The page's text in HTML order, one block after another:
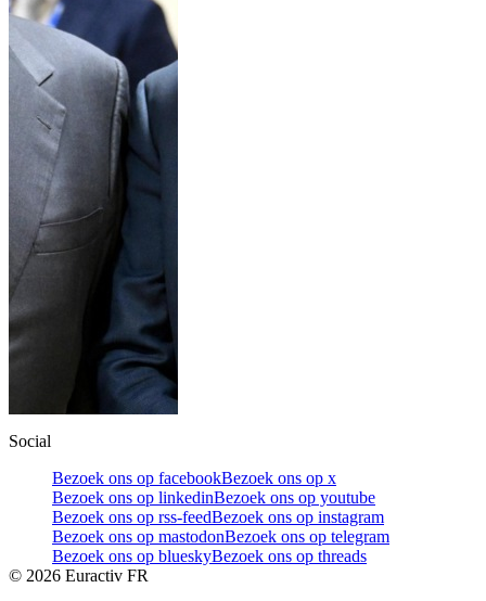
Social
Bezoek ons op facebookBezoek ons op x
Bezoek ons op linkedinBezoek ons op youtube
Bezoek ons op rss-feedBezoek ons op instagram
Bezoek ons op mastodonBezoek ons op telegram
Bezoek ons op blueskyBezoek ons op threads
© 2026 Euractiv FR